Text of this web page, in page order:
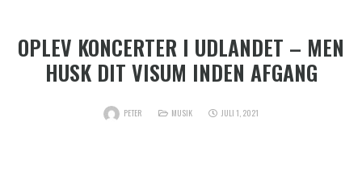
OPLEV KONCERTER I UDLANDET – MEN
HUSK DIT VISUM INDEN AFGANG
PETER MUSIK JULI 1, 2021